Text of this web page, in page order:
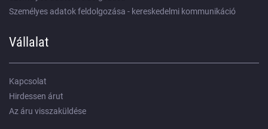
Személyes adatok feldolgozása - kereskedelmi kommunikáció
Vállalat
Kapcsolat
Hirdessen árut
Az áru visszaküldése